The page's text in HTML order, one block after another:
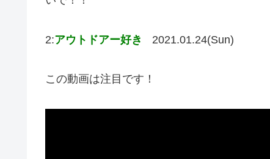
2:アウトドアー好き 2021.01.24(Sun)
この動画は注目です！